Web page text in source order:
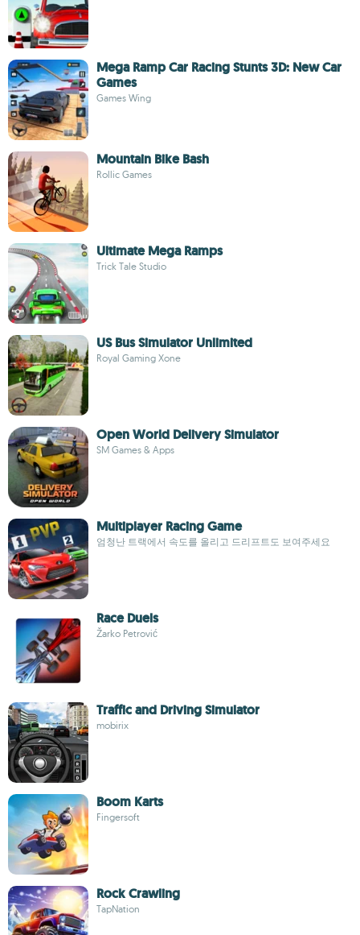
Mega Ramp Car Racing Stunts 3D: New Car
Games
Games Wing
Mountain Bike Bash
Rollic Games
Ultimate Mega Ramps
Trick Tale Studio
US Bus Simulator Unlimited
Royal Gaming Xone
Open World Delivery Simulator
SM Games & Apps
Multiplayer Racing Game
엄청난 트랙에서 속도를 올리고 드리프트도 보여주세요
Race Duels
Žarko Petrović
Traffic and Driving Simulator
mobirix
Boom Karts
Fingersoft
Rock Crawling
TapNation